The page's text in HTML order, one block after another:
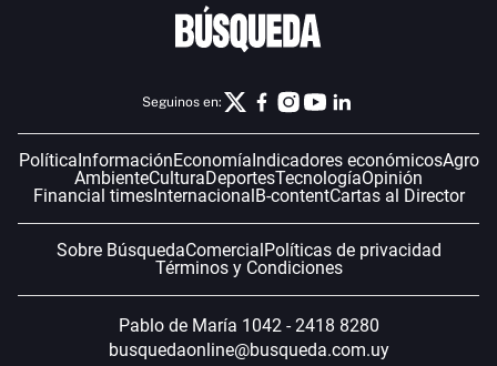
Seguinos en:
PolíticaInformaciónEconomíaIndicadores económicosAgro
AmbienteCulturaDeportesTecnologíaOpinión
Financial timesInternacionalB-contentCartas al Director
Sobre BúsquedaComercialPolíticas de privacidad
Términos y Condiciones
Pablo de María 1042 - 2418 8280
busquedaonline@busqueda.com.uy